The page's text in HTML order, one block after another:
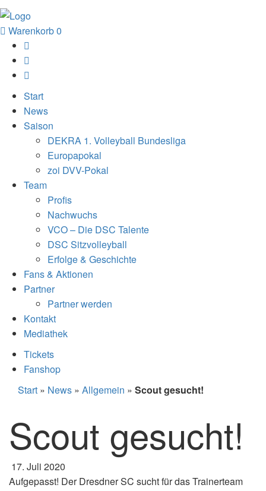
Warenkorb0
Start
News
Saison
DEKRA 1. Volleyball Bundesliga
Europapokal
zoi DVV-Pokal
Team
Profis
Nachwuchs
VCO – Die DSC Talente
DSC Sitzvolleyball
Erfolge & Geschichte
Fans & Aktionen
Partner
Partner werden
Kontakt
Mediathek
Tickets
Fanshop
Start » News » Allgemein » Scout gesucht!
Scout gesucht!
17. Juli 2020
Aufgepasst! Der Dresdner SC sucht für das Trainerteam